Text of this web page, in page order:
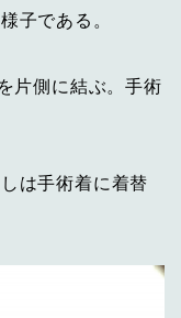
子である。
片側に結ぶ。手術
は手術着に着替